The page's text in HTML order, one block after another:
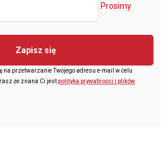
Prosimy
Zapisz się
na przetwarzanie Twojego adresu e-mail w celu
że znana Ci jestpolityka prywatności i plików